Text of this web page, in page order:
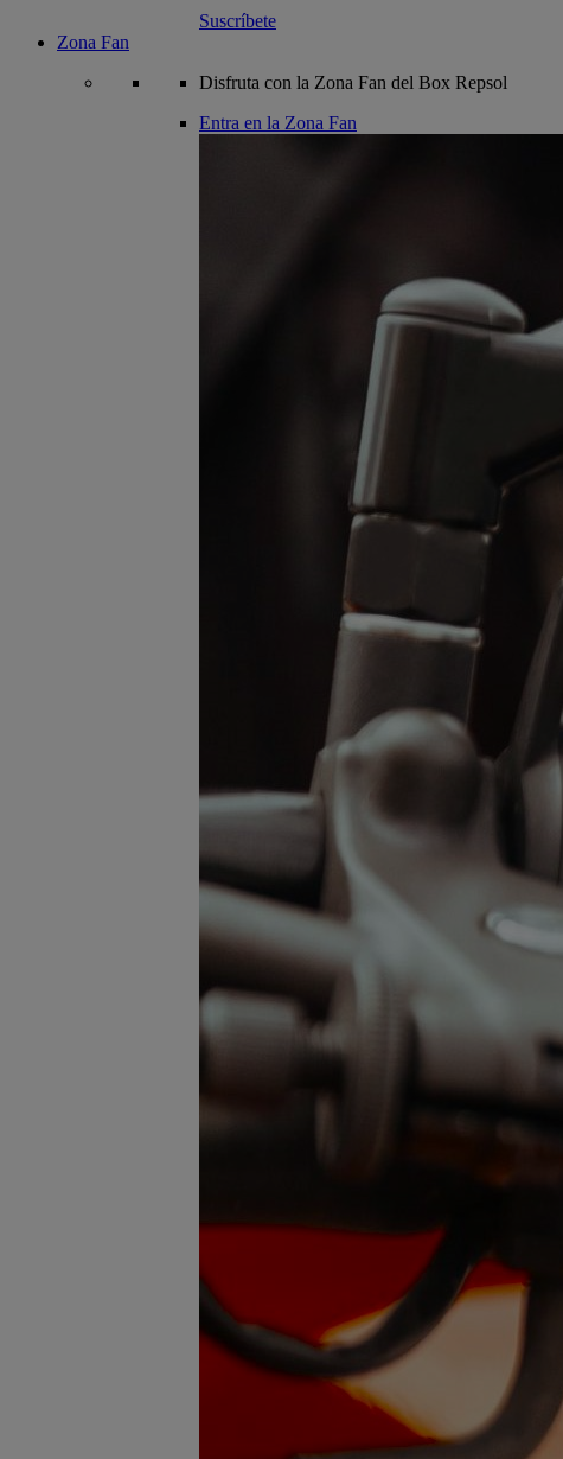
Suscríbete
Zona Fan
Disfruta con la Zona Fan del Box Repsol
Entra en la Zona Fan